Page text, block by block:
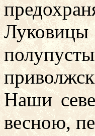
Луковицы
Наши
весною,